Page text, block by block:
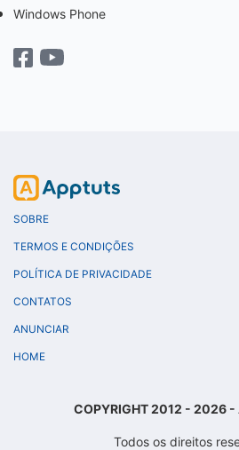
Windows Phone
SOBRE
TERMOS E CONDIÇÕES
POLÍTICA DE PRIVACIDADE
CONTATOS
ANUNCIAR
HOME
COPYRIGHT 2012 - 2026 -
Todos os direitos